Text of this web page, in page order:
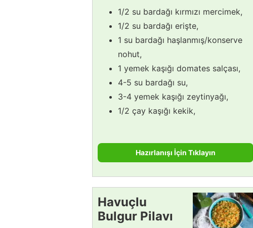
1/2 su bardağı kırmızı mercimek,
1/2 su bardağı erişte,
1 su bardağı haşlanmış/konserve
nohut,
1 yemek kaşığı domates salçası,
4-5 su bardağı su,
3-4 yemek kaşığı zeytinyağı,
1/2 çay kaşığı kekik,
Hazırlanışı İçin Tıklayın
Havuçlu
Bulgur Pilavı